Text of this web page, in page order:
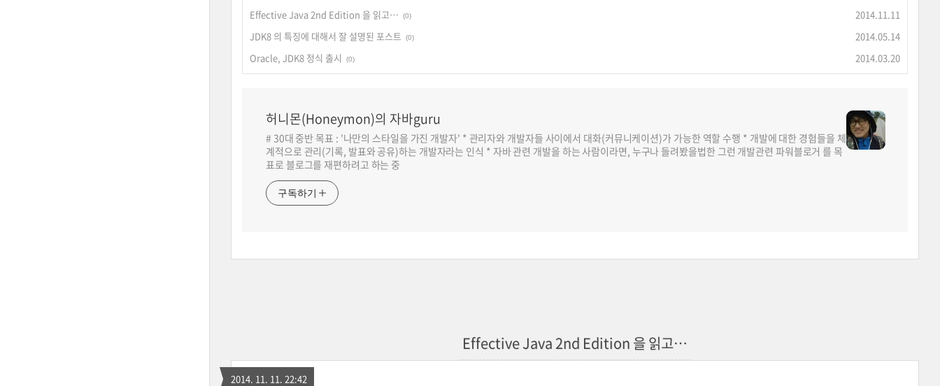
Effective Java 2nd Edition 을 읽고…
(0)
2014.11.11
JDK8 의 특징에 대해서 잘 설명된 포스트
(0)
2014.05.14
Oracle, JDK8 정식 출시
(0) 2014.03.20
허니몬(Honeymon)의 자바guru
# 30대 중반 목표 : '나만의 스타일을 가진 개발자' * 관리자와 개발자들 사이에서 대화(커뮤니케이션)가 가능한 역할 수행 * 개발에 대한 경험들을 체
계적으로 관리(기록, 발표와 공유)하는 개발자라는 인식 * 자바 관련 개발을 하는 사람이라면, 누구나 들려봤을법한 그런 개발관련 파워블로거 를 목
표로 블로그를 재편하려고 하는 중
구독하기
Effective Java 2nd Edition 을 읽고…
2014. 11. 11. 22:42